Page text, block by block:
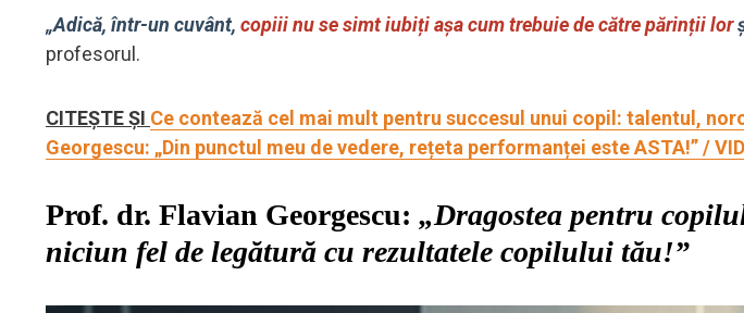
„Adică, într-un cuvânt, copiii nu se simt iubiți așa cum trebuie de către părinții lor
profesorul.
CITEȘTE ȘI Ce contează cel mai mult pentru succesul unui copil: talentul,
Georgescu: „Din punctul meu de vedere, rețeta performanței este ASTA!” /
Prof. dr. Flavian Georgescu: „Dragostea pentru
niciun fel de legătură cu rezultatele copilului tău!”